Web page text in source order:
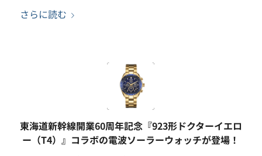
さらに読む
東海道新幹線開業60周年記念『923形ドクターイエロ
ー（T4）』コラボの電波ソーラーウォッチが登場！